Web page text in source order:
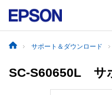
サポート＆ダウンロード
SC-S60650L サ